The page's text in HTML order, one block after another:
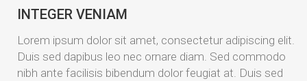
INTEGER VENIAM
Lorem ipsum dolor sit amet, consectetur adipiscing elit.
Duis sed dapibus leo nec ornare diam. Sed commodo
nibh ante facilisis bibendum dolor feugiat at. Duis sed